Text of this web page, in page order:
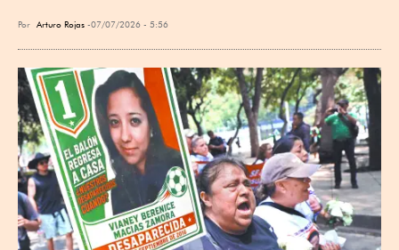
Por Arturo Rojas 07/07/2026 - 5:56